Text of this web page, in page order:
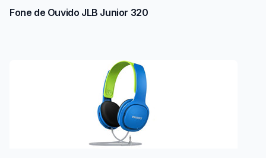
Fone de Ouvido JLB Junior 320